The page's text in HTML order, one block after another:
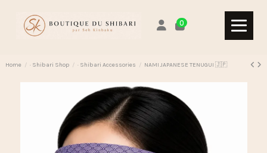
0
Home · Shibari Shop · Shibari Accessories NAMI JAPANESE TENUGUI 🇯🇵